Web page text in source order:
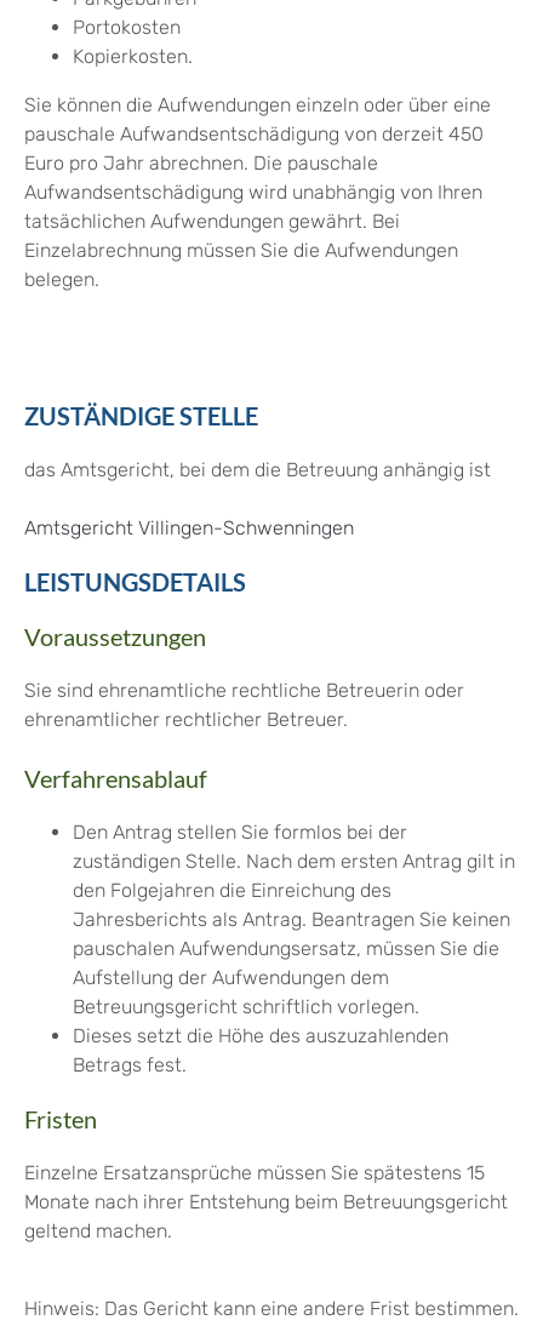
Portokosten
Kopierkosten.
Sie können die Aufwendungen einzeln oder über eine
pauschale Aufwandsentschädigung von derzeit 450
Euro pro Jahr abrechnen. Die pauschale
Aufwandsentschädigung wird unabhängig von Ihren
tatsächlichen Aufwendungen gewährt. Bei
Einzelabrechnung müssen Sie die Aufwendungen
belegen.
ZUSTÄNDIGE STELLE
das Amtsgericht, bei dem die Betreuung anhängig ist
Amtsgericht Villingen-Schwenningen
LEISTUNGSDETAILS
Voraussetzungen
Sie sind ehrenamtliche rechtliche Betreuerin oder
ehrenamtlicher rechtlicher Betreuer.
Verfahrensablauf
Den Antrag stellen Sie formlos bei der
zuständigen Stelle. Nach dem ersten Antrag gilt in
den Folgejahren die Einreichung des
Jahresberichts als Antrag. Beantragen Sie keinen
pauschalen Aufwendungsersatz, müssen Sie die
Aufstellung der Aufwendungen dem
Betreuungsgericht schriftlich vorlegen.
Dieses setzt die Höhe des auszuzahlenden
Betrags fest.
Fristen
Einzelne Ersatzansprüche müssen Sie spätestens 15
Monate nach ihrer Entstehung beim Betreuungsgericht
geltend machen.
Hinweis: Das Gericht kann eine andere Frist bestimmen.